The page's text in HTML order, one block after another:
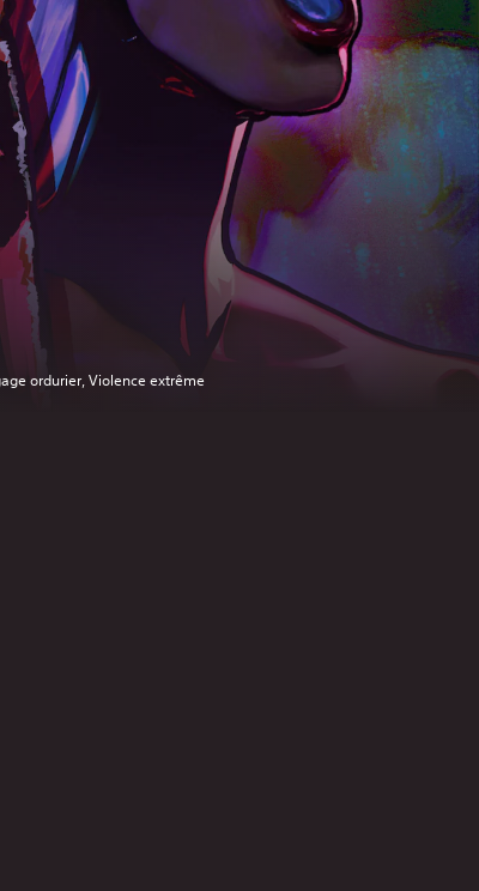
ordurier, Violence extrême